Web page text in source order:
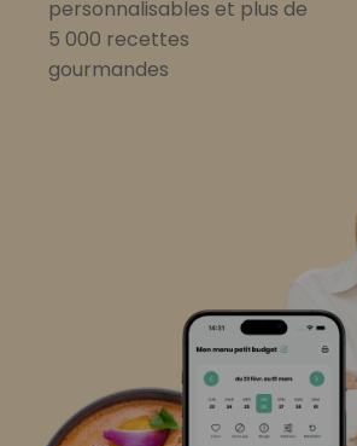
personnalisables et plus de
5 000 recettes
gourmandes